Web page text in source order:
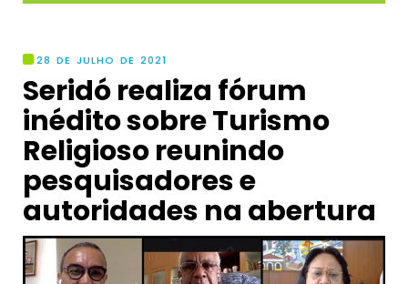
28 DE JULHO DE 2021
Seridó realiza fórum
inédito sobre Turismo
Religioso reunindo
pesquisadores e
autoridades na abertura